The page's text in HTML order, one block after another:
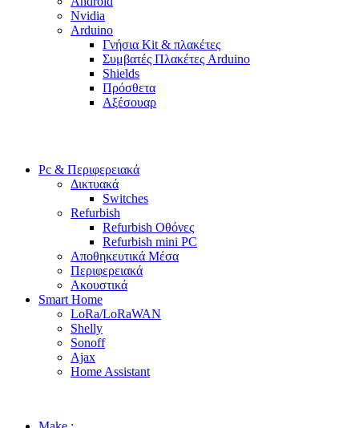
Nvidia
Arduino
Γνήσια Kit & πλακέτες
Συμβατές Πλακέτες Arduino
Shields
Πρόσθετα
Αξέσουαρ
Pc & Περιφερειακά
Δικτυακά
Switches
Refurbish
Refurbish Οθόνες
Refurbish mini PC
Αποθηκευτικά Μέσα
Περιφερειακά
Ακουστικά
Smart Home
LoRa/LoRaWAN
Shelly
Sonoff
Ajax
Home Assistant